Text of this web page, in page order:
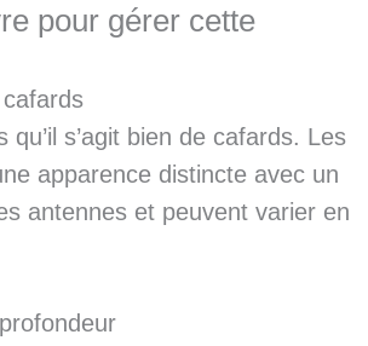
pour gérer cette
qu’il s’agit bien de cafards. Les
apparence distincte avec un
antennes et peuvent varier en